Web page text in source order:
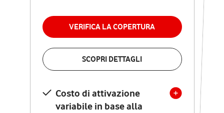
VERIFICA LA COPERTURA
SCOPRI DETTAGLI
Costo di attivazione
variabile in base alla
permanenza
VERIFICA LA COPERTURA
Costo di attivazione
variabile in base alla